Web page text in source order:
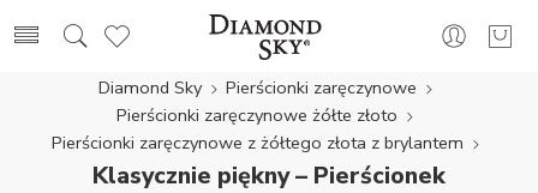
Diamond Sky
Pierścionki zaręczynowe
Pierścionki zaręczynowe żółte złoto
Pierścionki zaręczynowe z żółtego złota z brylantem
Klasycznie piękny – Pierścionek